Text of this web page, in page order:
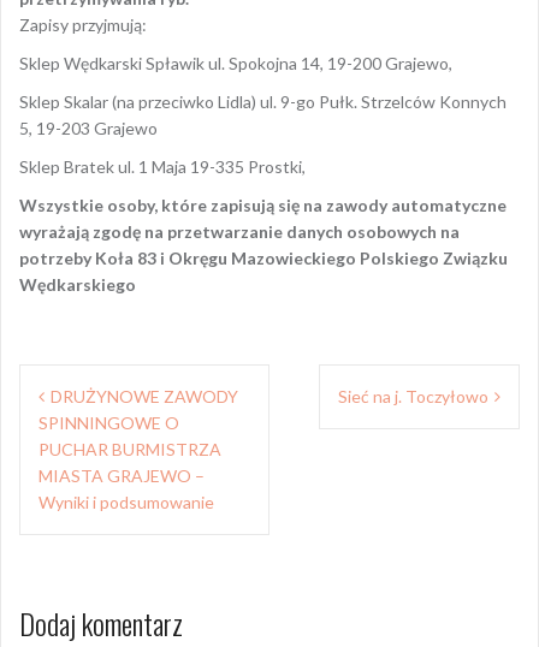
Zapisy przyjmują:
Sklep Wędkarski Spławik ul. Spokojna 14, 19-200 Grajewo,
Sklep Skalar (na przeciwko Lidla) ul. 9-go Pułk. Strzelców Konnych
5, 19-203 Grajewo
Sklep Bratek ul. 1 Maja 19-335 Prostki,
Wszystkie osoby, które zapisują się na zawody automatyczne
wyrażają zgodę na przetwarzanie danych osobowych na
potrzeby Koła 83 i Okręgu Mazowieckiego Polskiego Związku
Wędkarskiego
Nawigacja
wpisu
DRUŻYNOWE ZAWODY
SPINNINGOWE O
PUCHAR BURMISTRZA
MIASTA GRAJEWO –
Wyniki i podsumowanie
Sieć na j. Toczyłowo
Dodaj komentarz